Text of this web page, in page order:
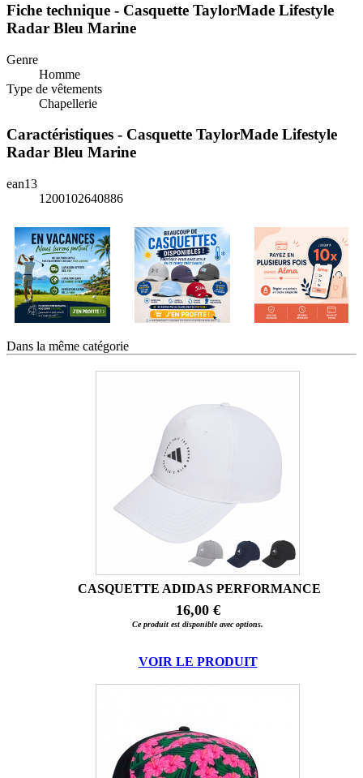
Fiche technique - Casquette TaylorMade Lifestyle
Radar Bleu Marine
Genre
Homme
Type de vêtements
Chapellerie
Caractéristiques - Casquette TaylorMade Lifestyle
Radar Bleu Marine
ean13
1200102640886
Dans la même catégorie
CASQUETTE ADIDAS PERFORMANCE
16,00 €
Ce produit est disponible avec options.
VOIR LE PRODUIT